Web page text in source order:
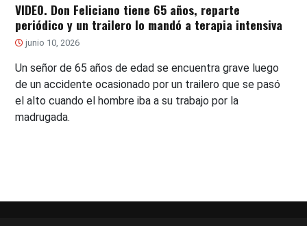
VIDEO. Don Feliciano tiene 65 años, reparte
periódico y un trailero lo mandó a terapia intensiva
junio 10, 2026
Un señor de 65 años de edad se encuentra grave luego
de un accidente ocasionado por un trailero que se pasó
el alto cuando el hombre iba a su trabajo por la
madrugada.